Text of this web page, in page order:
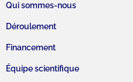
Qui sommes-nous
Déroulement
Financement
Équipe scientifique